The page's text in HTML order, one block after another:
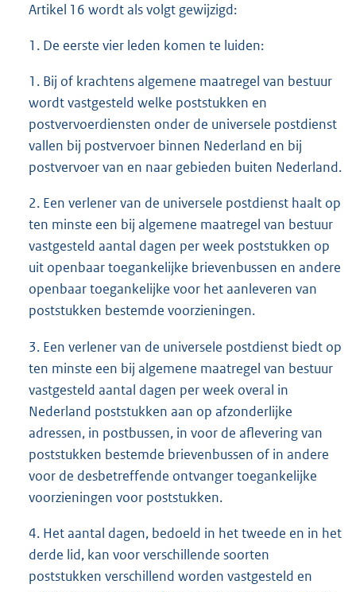
Artikel 16 wordt als volgt gewijzigd:
1. De eerste vier leden komen te luiden:
1. Bij of krachtens algemene maatregel van bestuur
wordt vastgesteld welke poststukken en
postvervoerdiensten onder de universele postdienst
vallen bij postvervoer binnen Nederland en bij
postvervoer van en naar gebieden buiten Nederland.
2. Een verlener van de universele postdienst haalt op
ten minste een bij algemene maatregel van bestuur
vastgesteld aantal dagen per week poststukken op
uit openbaar toegankelijke brievenbussen en andere
openbaar toegankelijke voor het aanleveren van
poststukken bestemde voorzieningen.
3. Een verlener van de universele postdienst biedt op
ten minste een bij algemene maatregel van bestuur
vastgesteld aantal dagen per week overal in
Nederland poststukken aan op afzonderlijke
adressen, in postbussen, in voor de aflevering van
poststukken bestemde brievenbussen of in andere
voor de desbetreffende ontvanger toegankelijke
voorzieningen voor poststukken.
4. Het aantal dagen, bedoeld in het tweede en in het
derde lid, kan voor verschillende soorten
poststukken verschillend worden vastgesteld en